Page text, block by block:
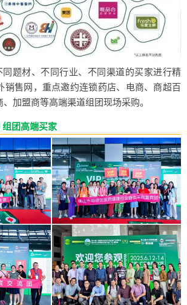
同题材、不同行业、不同渠道的买家进行精
销售网，重点邀约连锁药店、电商、商超百
加盟商等高端渠道组团现场采购。
团高端买家